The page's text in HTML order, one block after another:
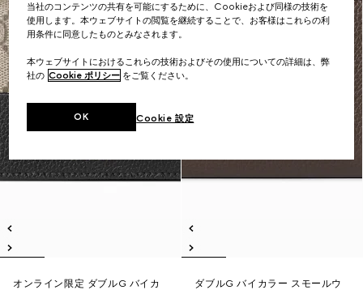
オンライン限定 ダブルG バイカ
ダブルG バイカラー スモールウ
当社のコンテンツの共有を可能にするために、Cookieおよび同様の技術を
使用します。本ウェブサイトの閲覧を継続することで、お客様はこれらの利
用条件に同意したものとみなされます。
本ウェブサイトにおけるこれらの技術およびその使用についての詳細は、弊
社の Cookie ポリシー をご覧ください。
Cookie 設定
OK